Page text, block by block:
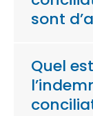
sont
Quel